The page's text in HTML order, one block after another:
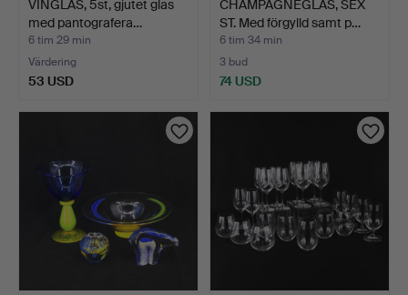
VINGLAS, 5st, gjutet glas
med pantografera…
6 tim 29 min
Värdering
53 USD
CHAMPAGNEGLAS, SEX
ST. Med förgylld samt p…
6 tim 34 min
3 bud
74 USD